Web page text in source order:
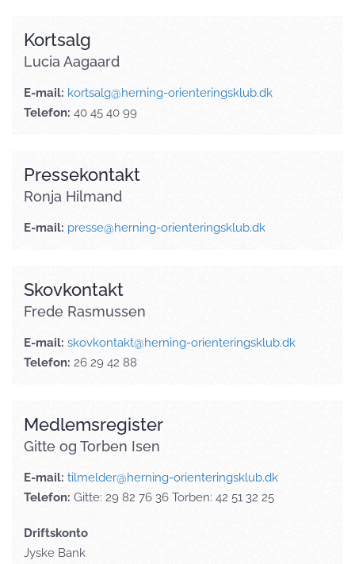
Kortsalg
Lucia Aagaard
E-mail: kortsalg@herning-orienteringsklub.dk
Telefon: 40 45 40 99
Pressekontakt
Ronja Hilmand
E-mail: presse@herning-orienteringsklub.dk
Skovkontakt
Frede Rasmussen
E-mail: skovkontakt@herning-orienteringsklub.dk
Telefon: 26 29 42 88
Medlemsregister
Gitte og Torben Isen
E-mail: tilmelder@herning-orienteringsklub.dk
Telefon: Gitte: 29 82 76 36 Torben: 42 51 32 25
Driftskonto
Jyske Bank